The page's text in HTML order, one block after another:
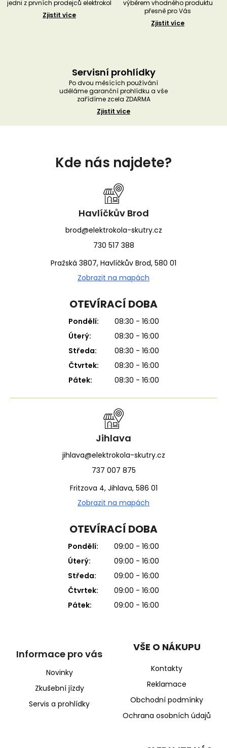
jedni z prvních prodejců elektrokol
Zjistit více
výběrem vhodného produktu
přesně pro Vás
Zjistit více
Servisní prohlídky
Po dvou měsících používání
uděláme garanční prohlídku a vše
zařídíme zcela ZDARMA
Zjistit více
Kde nás najdete?
Havlíčkův Brod
brod@elektrokola-skutry.cz
730 517 388
Pražská 3807, Havlíčkův Brod, 580 01
Zobrazit na mapách
OTEVÍRACÍ DOBA
Pondělí:
08:30 - 16:00
Úterý:
08:30 - 16:00
Středa:
08:30 - 16:00
Čtvrtek:
08:30 - 16:00
Pátek:
08:30 - 16:00
Jihlava
jihlava@elektrokola-skutry.cz
737 007 875
Fritzova 4, Jihlava, 586 01
Zobrazit na mapách
OTEVÍRACÍ DOBA
Pondělí:
09:00 - 16:00
Úterý:
09:00 - 16:00
Středa:
09:00 - 16:00
Čtvrtek:
09:00 - 16:00
Pátek:
09:00 - 16:00
Informace pro vás
Novinky
Zkušební jízdy
Servis a prohlídky
VŠE O NÁKUPU
Kontakty
Reklamace
Obchodní podmínky
Ochrana osobních údajů